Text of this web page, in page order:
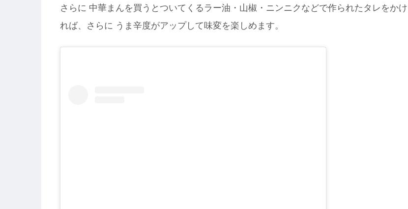
さらに 中華まんを買うとついてくるラー油・山椒・ニンニクなどで作られたタレをかけ
れば、さらに うま辛度がアップして味変を楽しめます。